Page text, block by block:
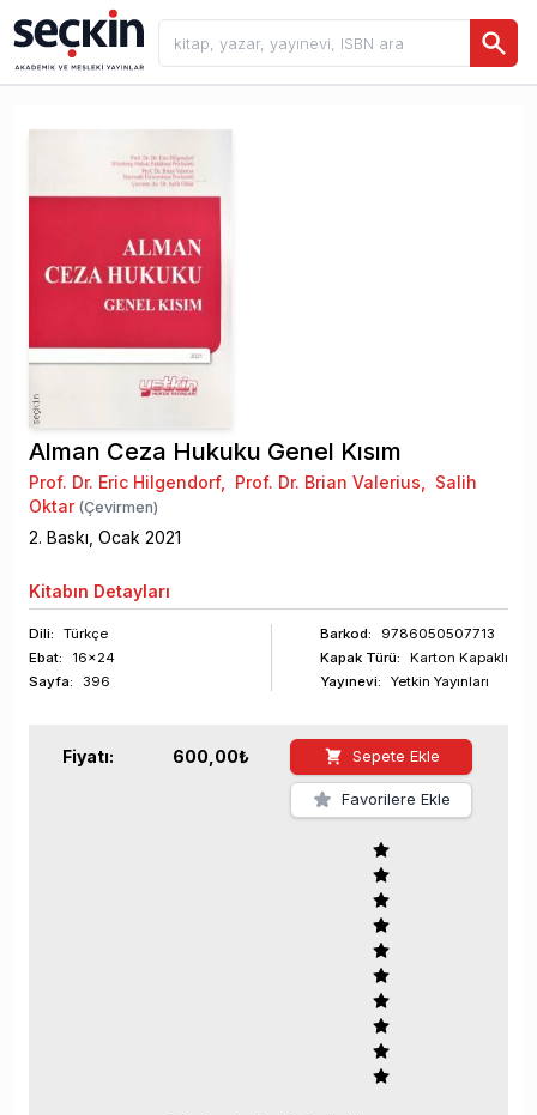
Alman Ceza Hukuku Genel Kısım
Prof. Dr. Eric Hilgendorf, Prof. Dr. Brian Valerius, Salih
Oktar(Çevirmen)
2. Baskı, Ocak 2021
Kitabın Detayları
Dili:
Türkçe
Ebat:
16x24
Sayfa: 396
Barkod:
9786050507713
Kapak Türü:
Karton Kapaklı
Yayınevi:
Yetkin Yayınları
Fiyatı: 600,00₺ Sepete Ekle
Favorilere Ekle